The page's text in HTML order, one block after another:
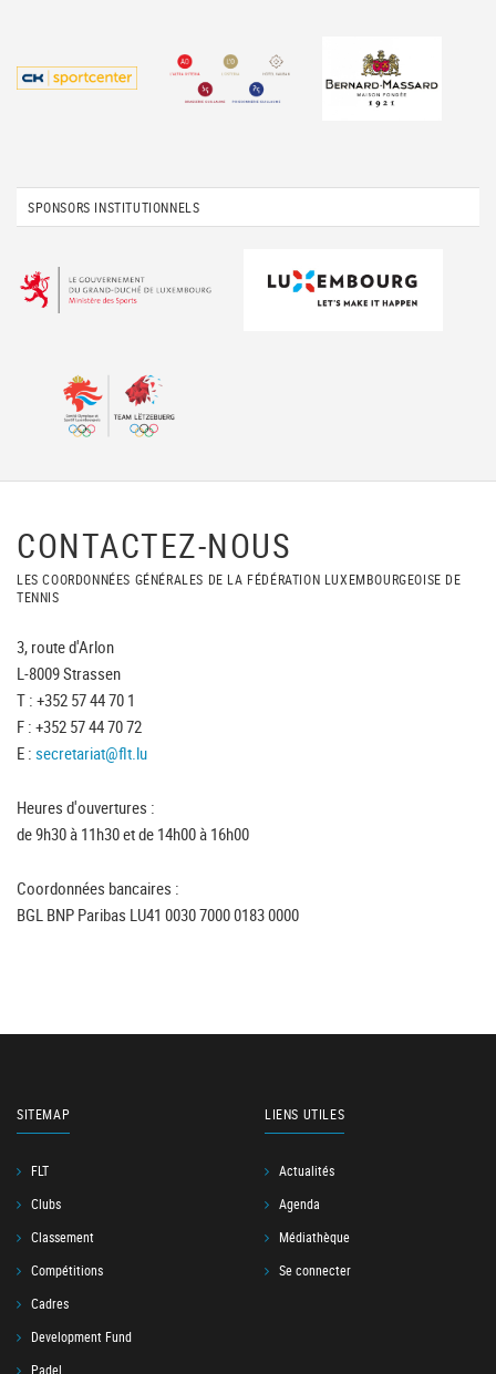
SPONSORS INSTITUTIONNELS
CONTACTEZ-NOUS
LES COORDONNÉES GÉNÉRALES DE LA FÉDÉRATION LUXEMBOURGEOISE DE
TENNIS
3, route d'Arlon
L-8009 Strassen
T : +352 57 44 70 1
F : +352 57 44 70 72
E : secretariat@flt.lu
Heures d'ouvertures :
de 9h30 à 11h30 et de 14h00 à 16h00
Coordonnées bancaires :
BGL BNP Paribas LU41 0030 7000 0183 0000
SITEMAP
FLT
Clubs
Classement
Compétitions
Cadres
Development Fund
Padel
LIENS UTILES
Actualités
Agenda
Médiathèque
Se connecter